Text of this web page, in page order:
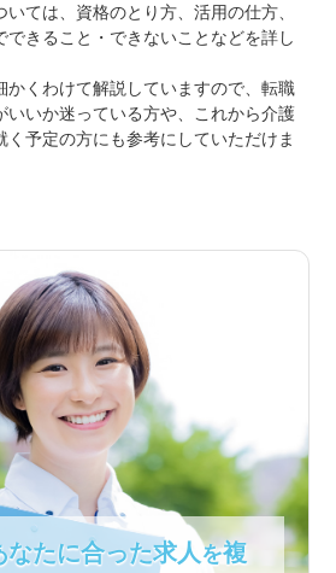
ては、資格のとり方、活用の仕方、
できること・できないことなどを詳し
かくわけて解説していますので、転職
いいか迷っている方や、これから介護
く予定の方にも参考にしていただけま
なたに合った求人 を複